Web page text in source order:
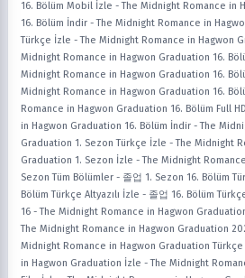
16. Bölüm Mobil İzle -The Midnight Romance in
16. Bölüm İndir -The Midnight Romance in
Türkçe İzle -The Midnight Romance in Hagwon
Midnight Romance in Hagwon Graduation 16.
Midnight Romance in Hagwon Graduation 16.
Midnight Romance in Hagwon Graduation 16.
Romance in Hagwon Graduation 16. Bölüm Full
in Hagwon Graduation 16. Bölüm İndir -The
Graduation 1. Sezon Türkçe İzle -The Midnight
Graduation 1. Sezon İzle -The Midnight
Sezon Tüm Bölümler - 졸업 1. Sezon 16. Bölüm
Bölüm Türkçe Altyazılı İzle - 졸업 16. Bölüm
16 -The Midnight Romance in Hagwon
The Midnight Romance in Hagwon Graduation
Midnight Romance in Hagwon Graduation
in Hagwon Graduation İzle -The Midnight